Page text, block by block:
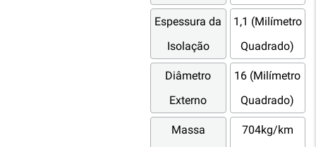
Espessura da
Isolação
1,1 (Milímetro
Quadrado)
Diâmetro
Externo
16 (Milímetro
Quadrado)
Massa
704kg/km